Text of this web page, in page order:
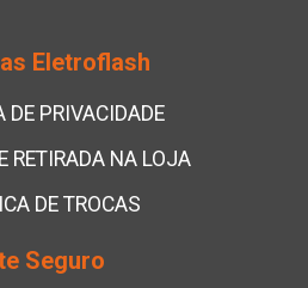
Eletroflash
DE PRIVACIDADE
RETIRADA NA LOJA
DE TROCAS
Seguro